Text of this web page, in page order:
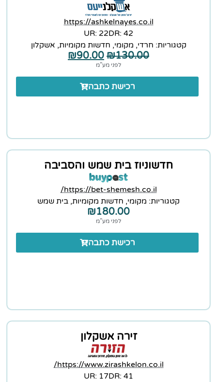
https://ashkelnayes.co.il
42 :DR
22 :UR
קטגוריות: חרדי, מקומי, חדשות מקומיות, אשקלון
₪130.00
₪90.00
לפני מע”מ
רכישת כתבה
חדשוניוז בית שמש והסביבה
https://bet-shemesh.co.il/
קטגוריות: מקומי, חדשות מקומיות, בית שמש
₪180.00
לפני מע”מ
רכישת כתבה
זירה אשקלון
https://www.zirashkelon.co.il/
41 :DR
17 :UR